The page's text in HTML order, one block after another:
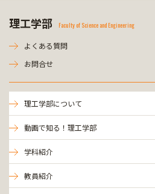
理工学部 Faculty of Science and Engineering
よくある質問
お問合せ
理工学部について
動画で知る！理工学部
学科紹介
教員紹介